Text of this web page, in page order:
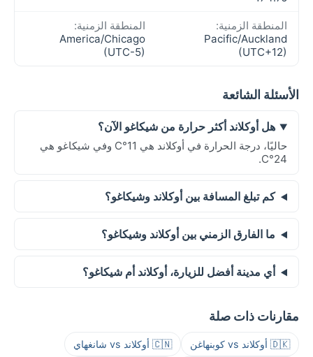
المنطقة الزمنية:
Pacific/Auckland
(UTC+12)
المنطقة الزمنية:
America/Chicago
(UTC-5)
الأسئلة الشائعة
هل أوكلاند أكثر حرارة من شيكاغو الآن؟
حاليًا، درجة الحرارة في أوكلاند هي 11°C وفي شيكاغو هي
24°C.
كم تبلغ المسافة بين أوكلاند وشيكاغو؟
ما الفارق الزمني بين أوكلاند وشيكاغو؟
أي مدينة أفضل للزيارة، أوكلاند أم شيكاغو؟
مقارنات ذات صلة
🇩🇰 أوكلاند vs كوبنهاغن 🇨🇳 أوكلاند vs شانغهاي